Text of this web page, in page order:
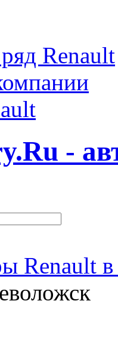
Renault
-
Renault в